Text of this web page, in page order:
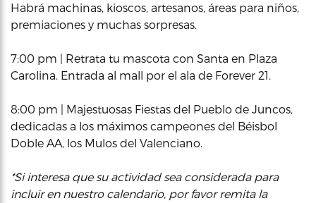
Habrá machinas, kioscos, artesanos, áreas para niños,
premiaciones y muchas sorpresas.
7:00 pm | Retrata tu mascota con Santa en Plaza
Carolina. Entrada al mall por el ala de Forever 21.
8:00 pm | Majestuosas Fiestas del Pueblo de Juncos,
dedicadas a los máximos campeones del Béisbol
Doble AA, los Mulos del Valenciano.
*Si interesa que su actividad sea considerada para
incluir en nuestro calendario, por favor remita la